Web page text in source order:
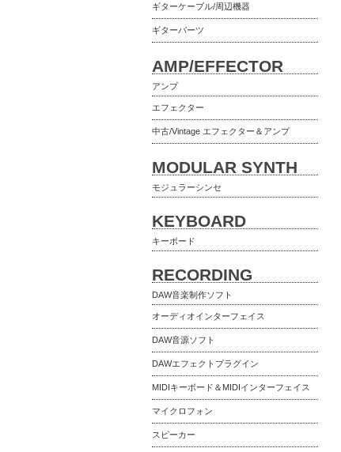
ギターケーブル/周辺機器
ギターパーツ
AMP/EFFECTOR
アンプ
エフェクター
中古/Vintage エフェクター＆アンプ
MODULAR SYNTH
モジュラーシンセ
KEYBOARD
キーボード
RECORDING
DAW音楽制作ソフト
オーディオインターフェイス
DAW音源ソフト
DAWエフェクトプラグイン
MIDIキーボード＆MIDIインターフェイス
マイクロフォン
スピーカー